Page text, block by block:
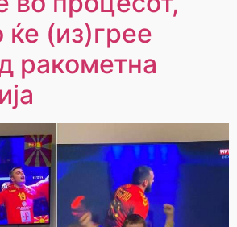
ќе (из)грее
ракометна